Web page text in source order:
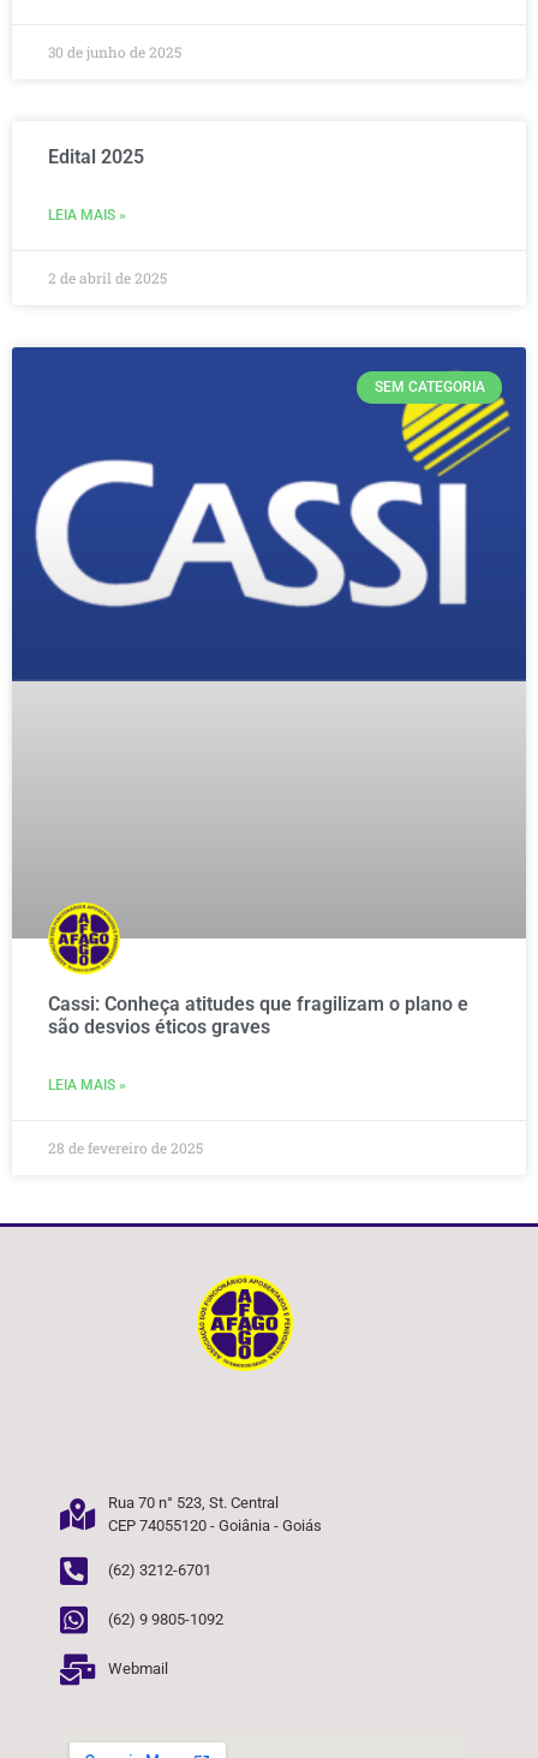
30 de junho de 2025
Edital 2025
LEIA MAIS »
2 de abril de 2025
SEM CATEGORIA
Cassi: Conheça atitudes que fragilizam o plano e
são desvios éticos graves
LEIA MAIS »
28 de fevereiro de 2025
Rua 70 n° 523, St. Central
CEP 74055120 - Goiânia - Goiás
(62) 3212-6701
(62) 9 9805-1092
Webmail